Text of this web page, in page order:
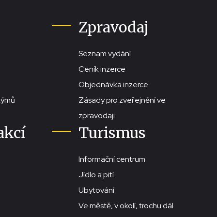
Zpravodaj
Seznam vydání
Ceník inzerce
Objednávka inzerce
Zásady pro zveřejnění ve
zpravodaji
Turismus
Informační centrum
Jídlo a pití
Ubytování
Ve městě, v okolí, trochu dál